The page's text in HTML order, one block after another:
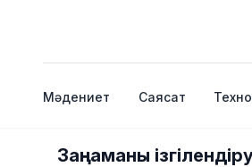
Мәдениет Саясат
Заңнаманы